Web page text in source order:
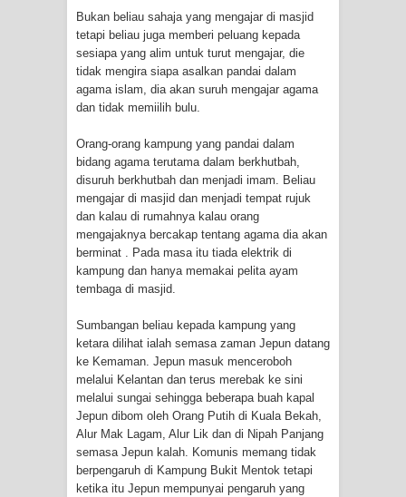
Bukan beliau sahaja yang mengajar di masjid
tetapi beliau juga memberi peluang kepada
sesiapa yang alim untuk turut mengajar, die
tidak mengira siapa asalkan pandai dalam
agama islam, dia akan suruh mengajar agama
dan tidak memiilih bulu.
Orang-orang kampung yang pandai dalam
bidang agama terutama dalam berkhutbah,
disuruh berkhutbah dan menjadi imam. Beliau
mengajar di masjid dan menjadi tempat rujuk
dan kalau di rumahnya kalau orang
mengajaknya bercakap tentang agama dia akan
berminat . Pada masa itu tiada elektrik di
kampung dan hanya memakai pelita ayam
tembaga di masjid.
Sumbangan beliau kepada kampung yang
ketara dilihat ialah semasa zaman Jepun datang
ke Kemaman. Jepun masuk menceroboh
melalui Kelantan dan terus merebak ke sini
melalui sungai sehingga beberapa buah kapal
Jepun dibom oleh Orang Putih di Kuala Bekah,
Alur Mak Lagam, Alur Lik dan di Nipah Panjang
semasa Jepun kalah. Komunis memang tidak
berpengaruh di Kampung Bukit Mentok tetapi
ketika itu Jepun mempunyai pengaruh yang